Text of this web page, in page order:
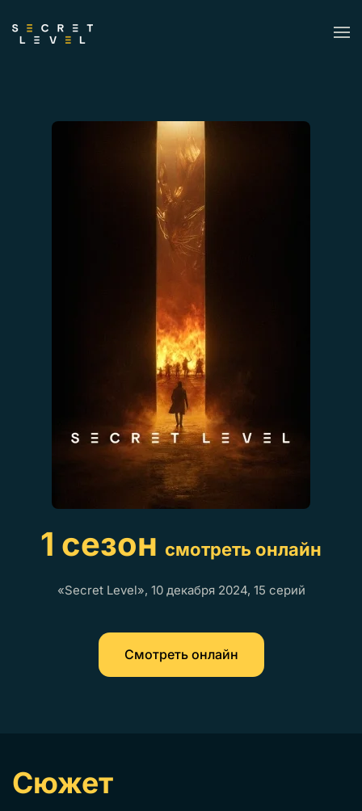
Skip to main content
1 сезон смотреть онлайн
«Secret Level», 10 декабря 2024, 15 серий
Смотреть онлайн
Сюжет